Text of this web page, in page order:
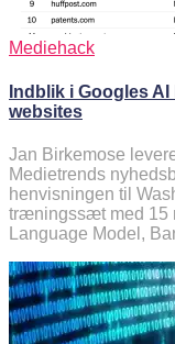
Mediehack
Indblik i Googles
websites
Jan Birkemose
Medietrends
henvisningen til
træningssæt med 15
Language Model,